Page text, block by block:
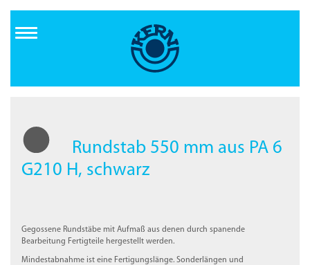
Inhalt
Rundstab 550 mm aus PA 6
G210 H, schwarz
Gegossene Rundstäbe mit Aufmaß aus denen durch spanende
Bearbeitung Fertigteile hergestellt werden.
Mindestabnahme ist eine Fertigungslänge. Sonderlängen und